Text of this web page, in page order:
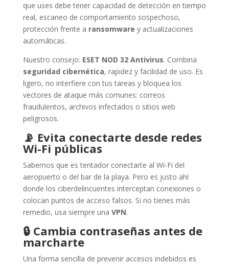
que uses debe tener capacidad de detección en tiempo
real, escaneo de comportamiento sospechoso,
protección frente a ransomware y actualizaciones
automáticas.
Nuestro consejo: ESET NOD 32 Antivirus. Combina
seguridad cibernética, rapidez y facilidad de uso. Es
ligero, no interfiere con tus tareas y bloquea los
vectores de ataque más comunes: correos
fraudulentos, archivos infectados o sitios web
peligrosos.
📡 Evita conectarte desde redes
Wi-Fi públicas
Sabemos que es tentador conectarte al Wi-Fi del
aeropuerto o del bar de la playa. Pero es justo ahí
donde los ciberdelincuentes interceptan conexiones o
colocan puntos de acceso falsos. Si no tienes más
remedio, usa siempre una VPN.
🔒Cambia contraseñas antes de
marcharte
Una forma sencilla de prevenir accesos indebidos es